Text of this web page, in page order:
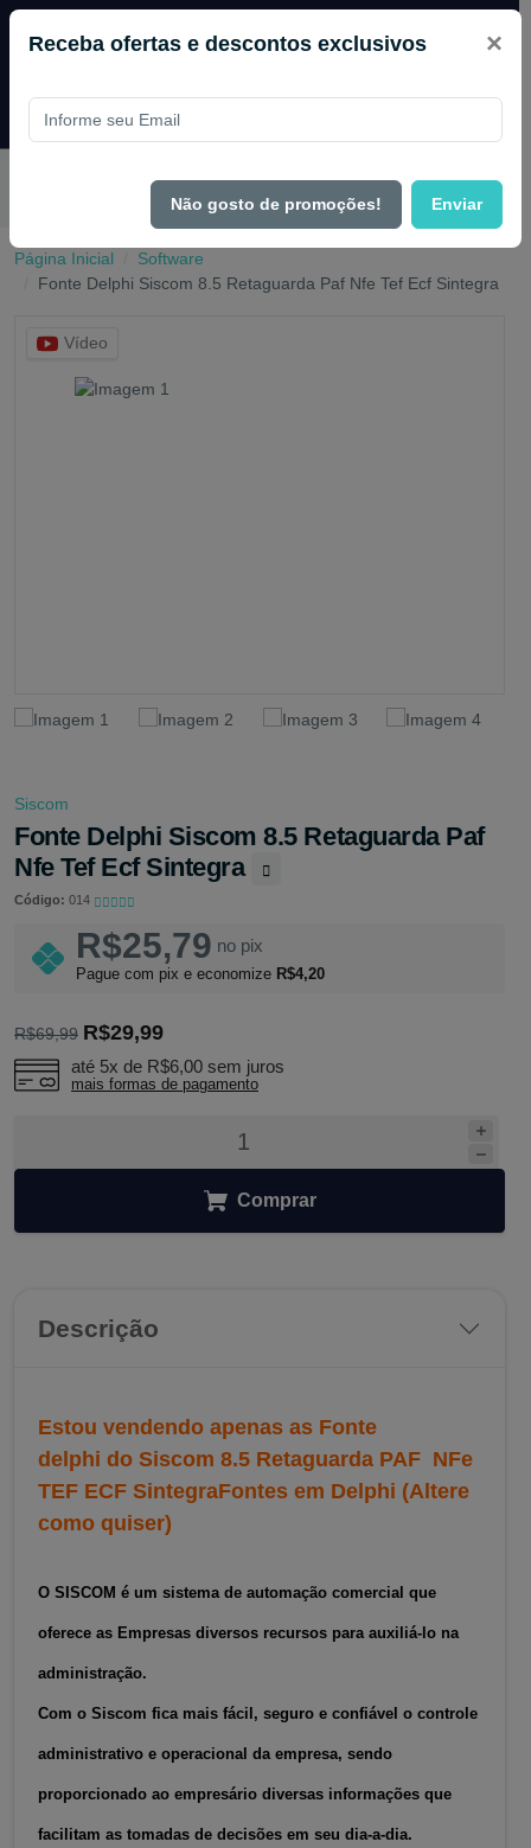
de Agosto.
Página Inicial
Software
Fonte Delphi Siscom 8.5 Retaguarda Paf Nfe Tef Ecf Sintegra
Vídeo
Siscom
Fonte Delphi Siscom 8.5 Retaguarda Paf
Nfe Tef Ecf Sintegra
Código: 014
R$25,79 no pix
Pague com pix e economize R$4,20
R$69,99 R$29,99
até 5x de R$6,00 sem juros
mais formas de pagamento
Comprar
Descrição
Estou vendendo apenas as Fonte
delphi do Siscom 8.5 Retaguarda PAF NFe
TEF ECF SintegraFontes em Delphi (Altere
como quiser)
O SISCOM é um sistema de automação comercial que
oferece as Empresas diversos recursos para auxiliá-lo na
administração.
Com o Siscom fica mais fácil, seguro e confiável o controle
administrativo e operacional da empresa, sendo
proporcionado ao empresário diversas informações que
facilitam as tomadas de decisões em seu dia-a-dia.
Receba ofertas e descontos exclusivos ×
Não gosto de promoções! Enviar